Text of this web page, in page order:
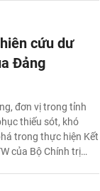
cứu dư
Đảng
đơn vị trong tỉnh
thiếu sót, khó
trong thực hiện Kết
của Bộ Chính trị…